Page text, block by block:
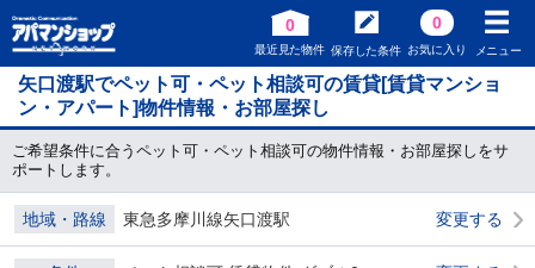
0
最近見た物件 保存した条件
0
お気に入り メニュー
矢口渡駅でペット可・ペット相談可の賃貸[賃貸マンショ
ン・アパート]物件情報・お部屋探し
ご希望条件に合うペット可・ペット相談可の物件情報・お部屋探しをサ
ポートします。
地域・路線 東急多摩川線矢口渡駅 変更する